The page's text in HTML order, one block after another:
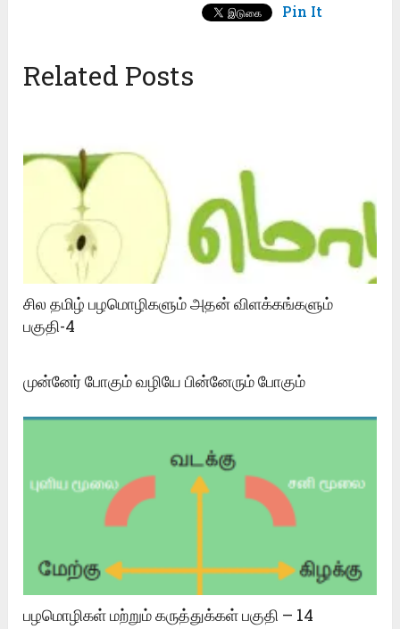
Pin It
Related Posts
சில தமிழ் பழமொழிகளும் அதன் விளக்கங்களும்
பகுதி-4
முன்னேர் போகும் வழியே பின்னேரும் போகும்
பழமொழிகள் மற்றும் கருத்துக்கள் பகுதி – 14